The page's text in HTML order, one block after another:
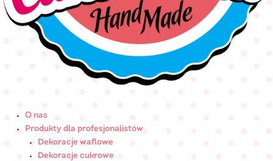
O nas
Produkty dla profesjonalistów
Dekoracje waflowe
Dekoracje cukrowe